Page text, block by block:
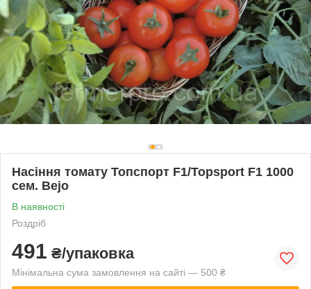
Насіння томату Топспорт F1/Topsport F1 1000
сем. Bejo
В наявності
Роздріб
491 ₴/упаковка
Мінімальна сума замовлення на сайті — 500 ₴